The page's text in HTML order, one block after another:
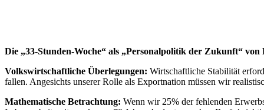
Die „33-Stunden-Woche“ als „Personalpolitik der Zukunft“ von
Volkswirtschaftliche Überlegungen: Wirtschaftliche Stabilität
fallen. Angesichts unserer Rolle als Exportnation müssen wir
Mathematische Betrachtung: Wenn wir 25% der fehlenden